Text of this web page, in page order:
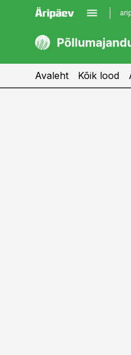
kaubandus.ee
kinnisvarauudised.ee
Avaleht Kõik lood